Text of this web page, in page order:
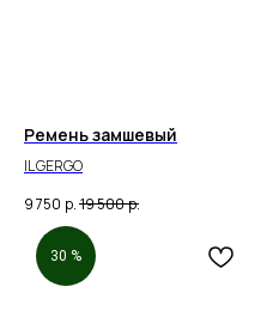
Ремень замшевый
IL GERGO
9 750 р. 19 500р.
30 %